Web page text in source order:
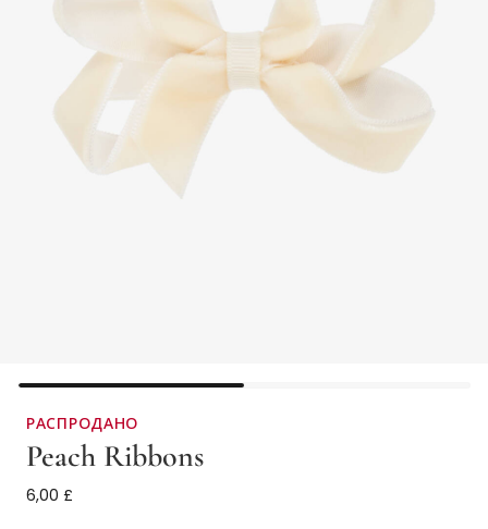
РАСПРОДАНО
Peach Ribbons
Кремовая бархатная заколка-бантик (7см)
6,00 £